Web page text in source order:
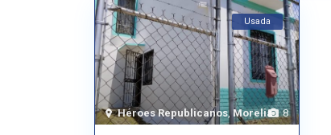
8
Héroes Republicanos, Morelia
Usada